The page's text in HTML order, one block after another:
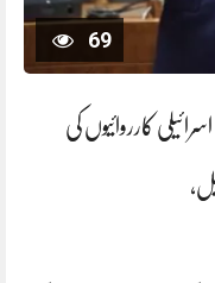
69
کارروائیوں کی